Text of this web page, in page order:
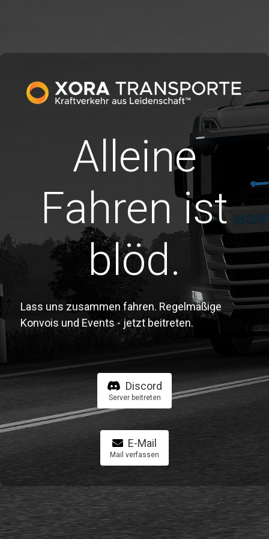
Alleine
Fahren ist
blöd.
Lass uns zusammen fahren. Regelmäßige
Konvois und Events - jetzt beitreten.
Discord
Server beitreten
E-Mail
Mail verfassen